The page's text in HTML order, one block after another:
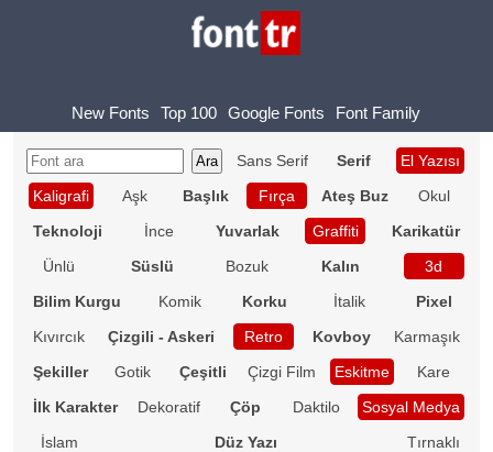
New Fonts Top 100 Google Fonts Font Family
Sans Serif Serif
El Yazısı
Kaligrafi
Aşk Başlık Fırça Ateş Buz
Okul
Teknoloji
İnce Yuvarlak Graffiti
Karikatür
Ünlü
Süslü Bozuk Kalın
3d
Bilim Kurgu
Komik Korku İtalik
Pixel
Kıvırcık
Çizgili - Askeri Retro Kovboy
Karmaşık
Şekiller
Gotik Çeşitli Çizgi Film Eskitme
Kare
İlk Karakter
Dekoratif Çöp Daktilo
Sosyal Medya
İslam
Düz Yazı Tırnaklı